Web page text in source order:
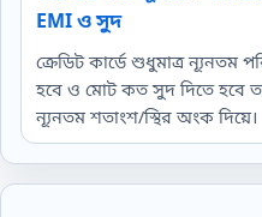
EMI ও সুদ
ক্রেডিট কার্ডে শুধুমাত্র
হবে ও মোট কত সুদ দিতে হবে
ন্যূনতম শতাংশ/স্থির অংক দিয়ে।